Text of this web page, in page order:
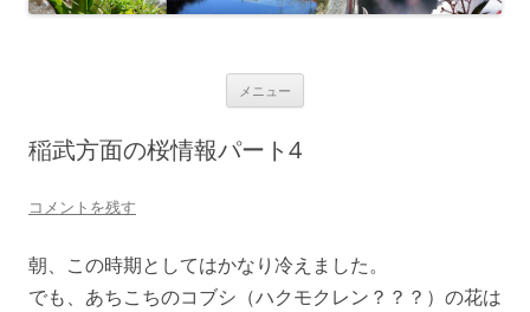
メニュー
プ
稲武方面の桜情報パート4
コメントを残す
朝、この時期としてはかなり冷えました。
でも、あちこちのコブシ（ハクモクレン？？？）の花は